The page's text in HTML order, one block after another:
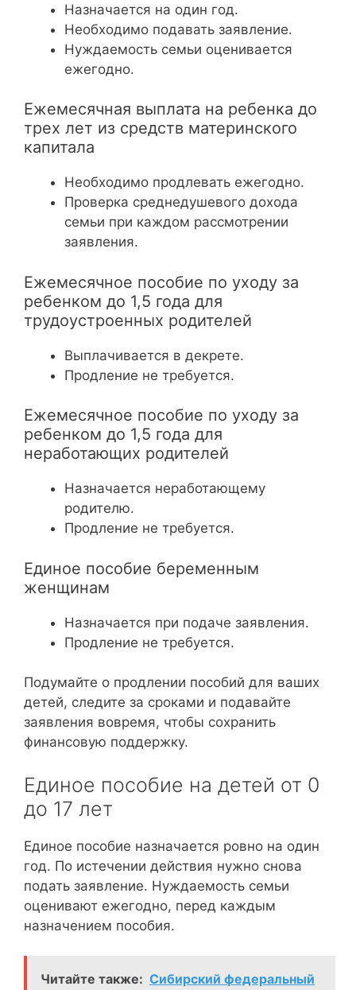
Назначается на один год.
Необходимо подавать заявление.
Нуждаемость семьи оценивается
ежегодно.
Ежемесячная выплата на ребенка до
трех лет из средств материнского
капитала
Необходимо продлевать ежегодно.
Проверка среднедушевого дохода
семьи при каждом рассмотрении
заявления.
Ежемесячное пособие по уходу за
ребенком до 1,5 года для
трудоустроенных родителей
Выплачивается в декрете.
Продление не требуется.
Ежемесячное пособие по уходу за
ребенком до 1,5 года для
неработающих родителей
Назначается неработающему
родителю.
Продление не требуется.
Единое пособие беременным
женщинам
Назначается при подаче заявления.
Продление не требуется.
Подумайте о продлении пособий для ваших
детей, следите за сроками и подавайте
заявления вовремя, чтобы сохранить
финансовую поддержку.
Единое пособие на детей от 0
до 17 лет
Единое пособие назначается ровно на один
год. По истечении действия нужно снова
подать заявление. Нуждаемость семьи
оценивают ежегодно, перед каждым
назначением пособия.
Читайте также: Сибирский федеральный